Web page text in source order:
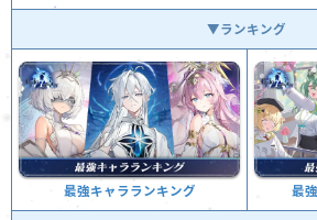
▼ランキング
最強キャラランキング 最